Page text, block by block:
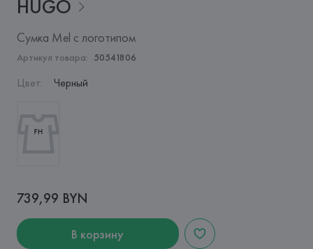
HUGO
Сумка Mel с логотипом
Артикул товара: 50541806
Цвет: Черный
739,99 BYN
В корзину